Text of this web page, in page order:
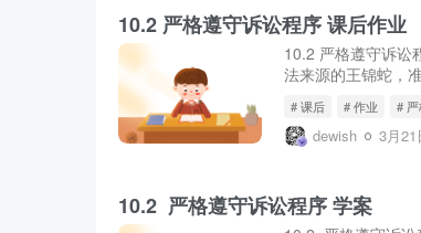
10.2 严格遵守诉讼程序 课后作业
10.2 严格遵守诉
法来源的王锦蛇，
# 课后 # 作业 #
dewish 3月21
10.2 严格遵守诉讼程序 学案